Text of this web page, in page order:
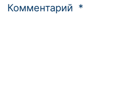
Комментарий *